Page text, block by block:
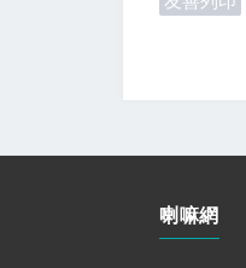
喇嘛網